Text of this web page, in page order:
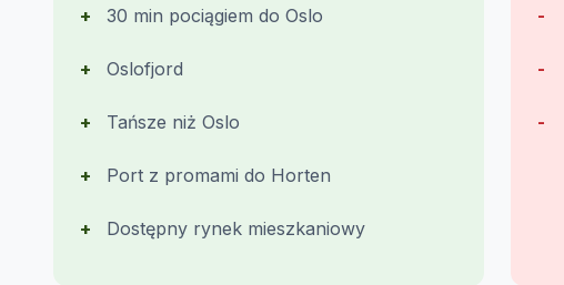
30 min pociągiem do Oslo
Oslofjord
Tańsze niż Oslo
Port z promami do Horten
Dostępny rynek mieszkaniowy